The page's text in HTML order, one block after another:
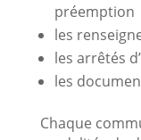
préemption
les
les arrêtés
les
Chaque